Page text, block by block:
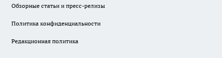
Обзорные статьи и пресс-релизы
Политика конфиденциальности
Редакционная политика